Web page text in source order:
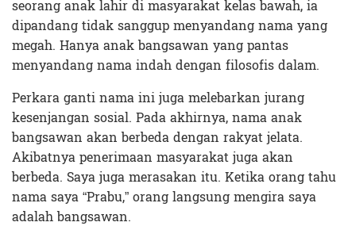
seorang anak lahir di masyarakat kelas bawah, ia
dipandang tidak sanggup menyandang nama yang
megah. Hanya anak bangsawan yang pantas
menyandang nama indah dengan filosofis dalam.
Perkara ganti nama ini juga melebarkan jurang
kesenjangan sosial. Pada akhirnya, nama anak
bangsawan akan berbeda dengan rakyat jelata.
Akibatnya penerimaan masyarakat juga akan
berbeda. Saya juga merasakan itu. Ketika orang tahu
nama saya “Prabu,” orang langsung mengira saya
adalah bangsawan.